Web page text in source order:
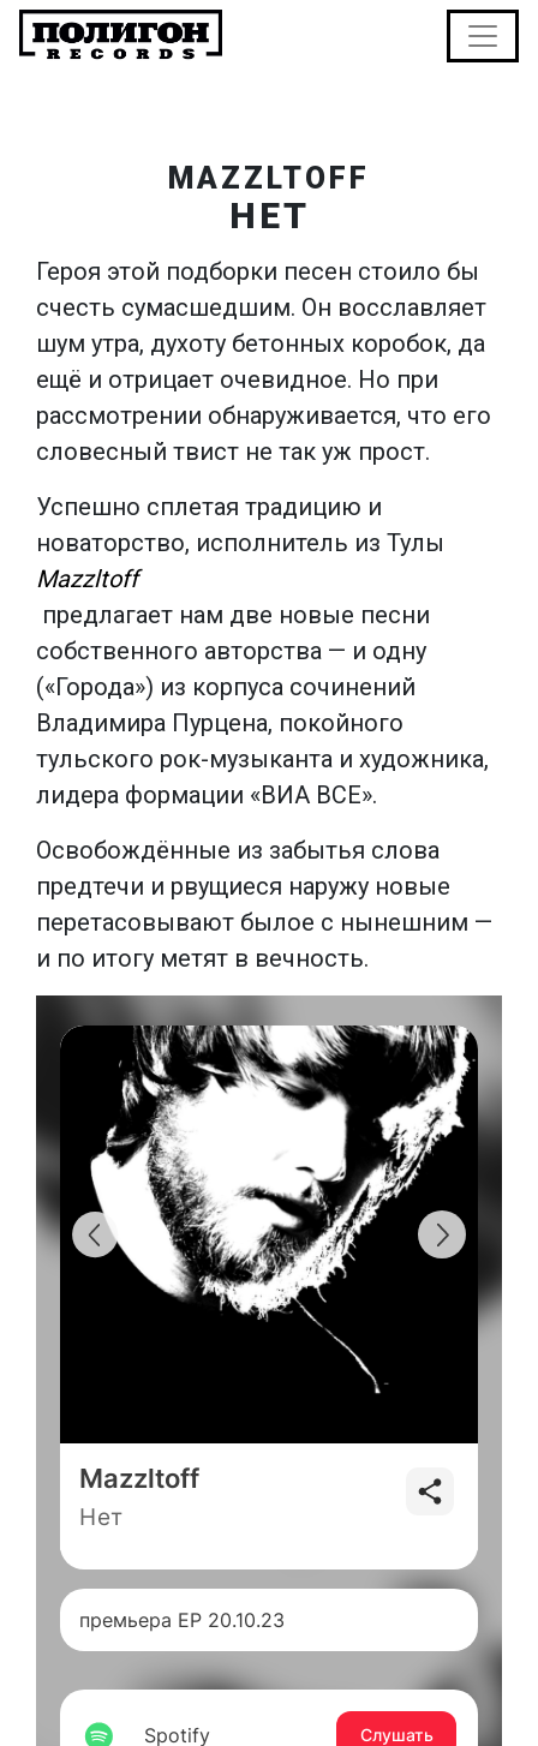
MAZZLTOFF
НЕТ
Героя этой подборки песен стоило бы
счесть сумасшедшим. Он восславляет
шум утра, духоту бетонных коробок, да
ещё и отрицает очевидное. Но при
рассмотрении обнаруживается, что его
словесный твист не так уж прост.
Успешно сплетая традицию и
новаторство, исполнитель из Тулы
Mazzltoff
предлагает нам две новые песни
собственного авторства — и одну
(«Города») из корпуса сочинений
Владимира Пурцена, покойного
тульского рок-музыканта и художника,
лидера формации «ВИА ВСЕ».
Освобождённые из забытья слова
предтечи и рвущиеся наружу новые
перетасовывают былое с нынешним —
и по итогу метят в вечность.